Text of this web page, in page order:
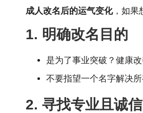
成人改名后的运气变化，如果
1. 明确改名目的
是为了事业突破？健康
不要指望一个名字解决
2. 寻找专业且诚